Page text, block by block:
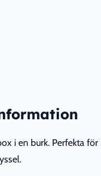
i en burk. Perfekta